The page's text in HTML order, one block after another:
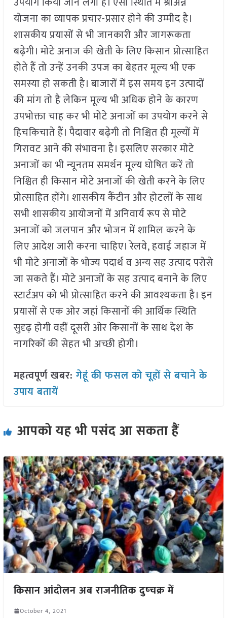
योजना का व्यापक प्रचार-प्रसार होने की उम्मीद है।
शासकीय प्रयासों से भी जानकारी और जागरूकता
बढ़ेगी। मोटे अनाज की खेती के लिए किसान प्रोत्साहित
होते हैं तो उन्हें उनकी उपज का बेहतर मूल्य भी एक
समस्या हो सकती है। बाजारों में इस समय इन उत्पादों
की मांग तो है लेकिन मूल्य भी अधिक होने के कारण
उपभोक्ता चाह कर भी मोटे अनाजों का उपयोग करने से
हिचकिचाते हैं। पैदावार बढ़ेगी तो निश्चित ही मूल्यों में
गिरावट आने की संभावना है। इसलिए सरकार मोटे
अनाजों का भी न्यूनतम समर्थन मूल्य घोषित करें तो
निश्चित ही किसान मोटे अनाजों की खेती करने के लिए
प्रोत्साहित होंगे। शासकीय कैंटीन और होटलों के साथ
सभी शासकीय आयोजनों में अनिवार्य रूप से मोटे
अनाजों को जलपान और भोजन में शामिल करने के
लिए आदेश जारी करना चाहिए। रेलवे, हवाई जहाज में
भी मोटे अनाजों के भोज्य पदार्थ व अन्य सह उत्पाद परोसे
जा सकते हैं। मोटे अनाजों के सह उत्पाद बनाने के लिए
स्टार्टअप को भी प्रोत्साहित करने की आवश्यकता है। इन
प्रयासों से एक ओर जहां किसानों की आर्थिक स्थिति
सुदृढ़ होगी वहीं दूसरी ओर किसानों के साथ देश के
नागरिकों की सेहत भी अच्छी होगी।
महत्वपूर्ण खबर:गेहूं की फसल को चूहों से बचाने के
उपाय बतायें
आपको यह भी पसंद आ सकता हैं
किसान आंदोलन अब राजनीतिक दुष्चक्र में
October 4, 2021